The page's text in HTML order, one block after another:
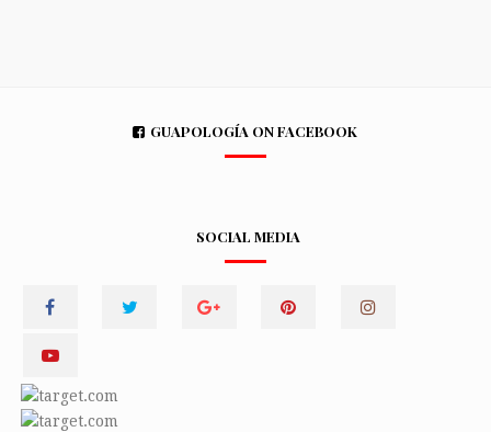
GUAPOLOGÍA ON FACEBOOK
SOCIAL MEDIA